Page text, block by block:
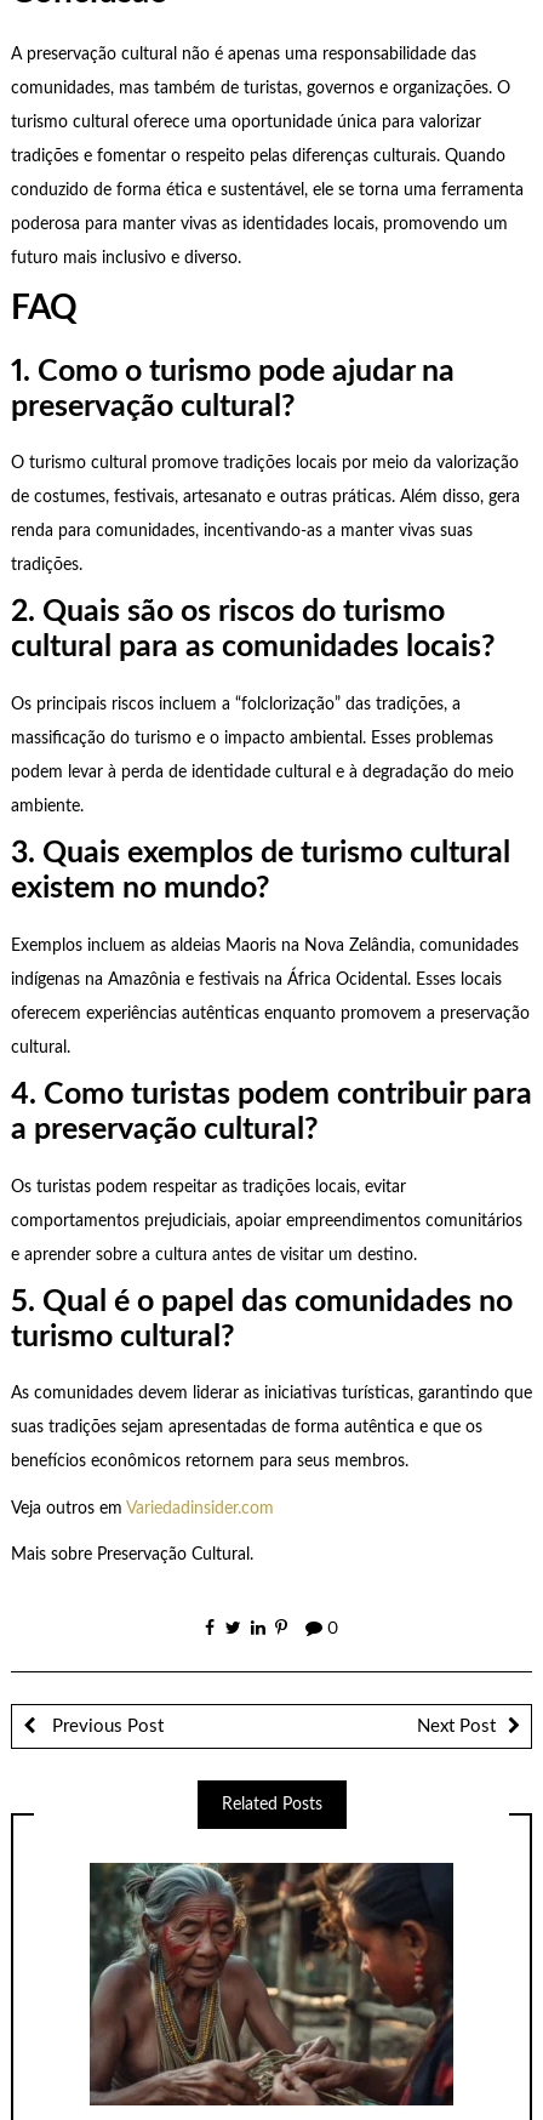
A preservação cultural não é apenas uma responsabilidade das
comunidades, mas também de turistas, governos e organizações. O
turismo cultural oferece uma oportunidade única para valorizar
tradições e fomentar o respeito pelas diferenças culturais. Quando
conduzido de forma ética e sustentável, ele se torna uma ferramenta
poderosa para manter vivas as identidades locais, promovendo um
futuro mais inclusivo e diverso.
FAQ
1. Como o turismo pode ajudar na
preservação cultural?
O turismo cultural promove tradições locais por meio da valorização
de costumes, festivais, artesanato e outras práticas. Além disso, gera
renda para comunidades, incentivando-as a manter vivas suas
tradições.
2. Quais são os riscos do turismo
cultural para as comunidades locais?
Os principais riscos incluem a “folclorização” das tradições, a
massificação do turismo e o impacto ambiental. Esses problemas
podem levar à perda de identidade cultural e à degradação do meio
ambiente.
3. Quais exemplos de turismo cultural
existem no mundo?
Exemplos incluem as aldeias Maoris na Nova Zelândia, comunidades
indígenas na Amazônia e festivais na África Ocidental. Esses locais
oferecem experiências autênticas enquanto promovem a preservação
cultural.
4. Como turistas podem contribuir para
a preservação cultural?
Os turistas podem respeitar as tradições locais, evitar
comportamentos prejudiciais, apoiar empreendimentos comunitários
e aprender sobre a cultura antes de visitar um destino.
5. Qual é o papel das comunidades no
turismo cultural?
As comunidades devem liderar as iniciativas turísticas, garantindo que
suas tradições sejam apresentadas de forma autêntica e que os
benefícios econômicos retornem para seus membros.
Veja outros em Variedadinsider.com
Mais sobre Preservação Cultural.
0
Previous Post Next Post
Related Posts